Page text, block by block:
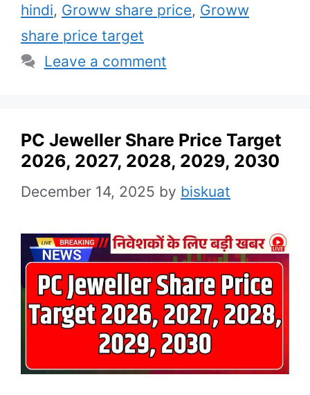
hindi, Groww share price, Groww
share price target
Leave a comment
PC Jeweller Share Price Target
2026, 2027, 2028, 2029, 2030
December 14, 2025 by biskuat